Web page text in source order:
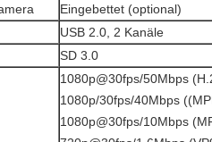
Eingebettet (optional)
USB 2.0, 2 Kanäle
SD 3.0
1080p@30fps/50Mbps
1080p/30fps/40Mbps
1080p@30fps/10Mbps